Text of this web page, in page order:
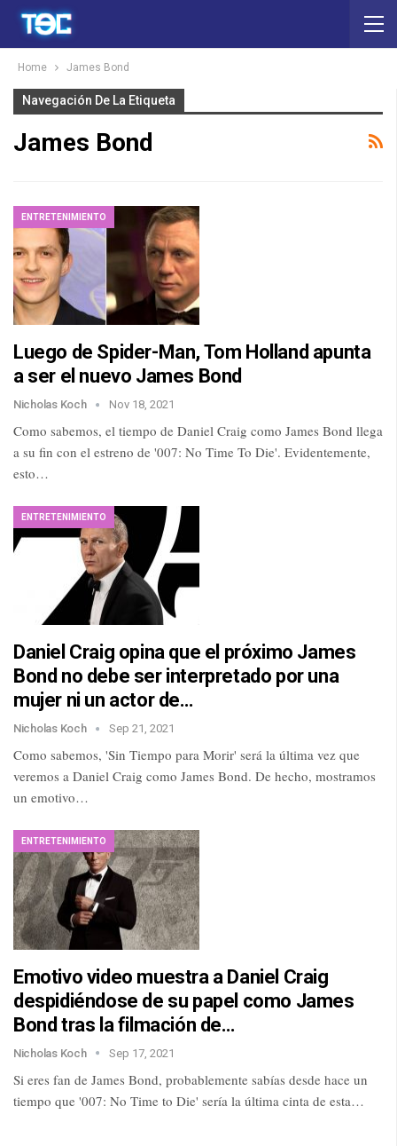
Home James Bond
Navegación De La Etiqueta
James Bond
ENTRETENIMIENTO
Luego de Spider-Man, Tom Holland apunta
a ser el nuevo James Bond
Nicholas Koch Nov 18, 2021
Como sabemos, el tiempo de Daniel Craig como James Bond llega
a su fin con el estreno de '007: No Time To Die'. Evidentemente,
esto…
ENTRETENIMIENTO
Daniel Craig opina que el próximo James
Bond no debe ser interpretado por una
mujer ni un actor de…
Nicholas Koch Sep 21, 2021
Como sabemos, 'Sin Tiempo para Morir' será la última vez que
veremos a Daniel Craig como James Bond. De hecho, mostramos
un emotivo…
ENTRETENIMIENTO
Emotivo video muestra a Daniel Craig
despidiéndose de su papel como James
Bond tras la filmación de…
Nicholas Koch Sep 17, 2021
Si eres fan de James Bond, probablemente sabías desde hace un
tiempo que '007: No Time to Die' sería la última cinta de esta…